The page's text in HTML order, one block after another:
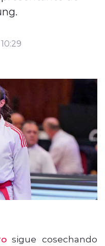
10:29
sigue cosechando